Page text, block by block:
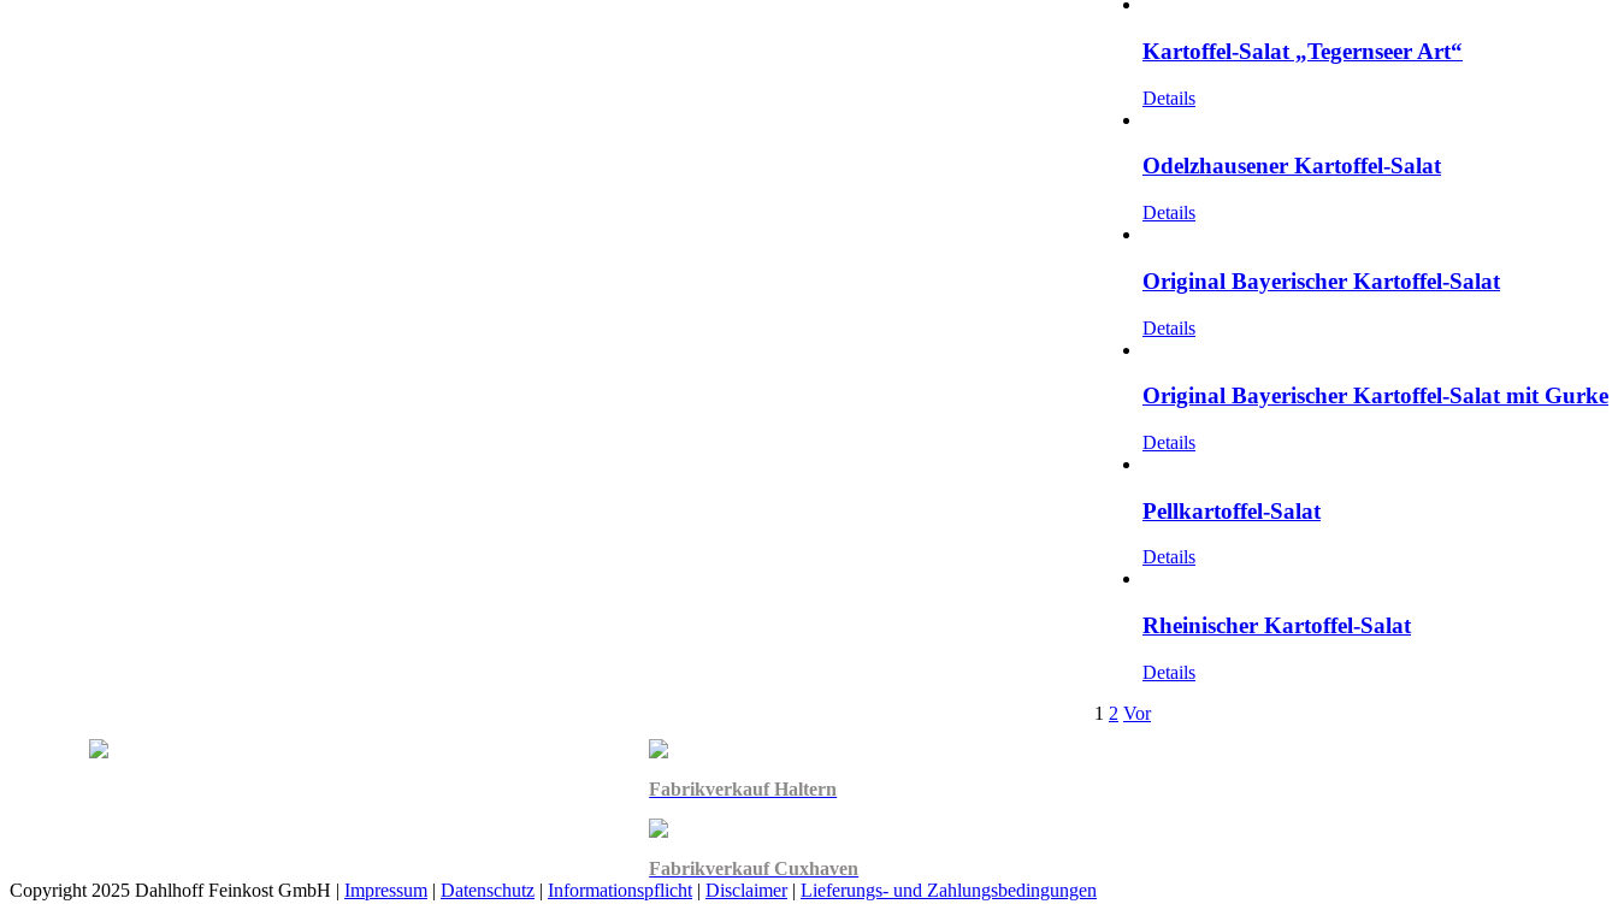
Kartoffel-Salat „Tegernseer Art“
Details
Odelzhausener Kartoffel-Salat
Details
Original Bayerischer Kartoffel-Salat
Details
Original Bayerischer Kartoffel-Salat mit Gurke
Details
Pellkartoffel-Salat
Details
Rheinischer Kartoffel-Salat
Details
1 2 Vor
Fabrikverkauf Haltern
Fabrikverkauf Cuxhaven
Copyright 2025 Dahlhoff Feinkost GmbH | Impressum | Datenschutz | Informationspflicht | Disclaimer| Lieferungs- und Zahlungsbedingungen